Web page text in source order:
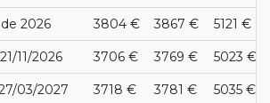
2026 3804 € 3867 € 5121 €
11/2026 3706 € 3769 € 5023 €
03/2027 3718 € 3781 € 5035 €